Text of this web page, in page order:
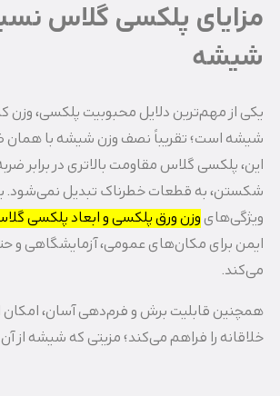
مزایای پلکسی گلاس
شیشه
یکی از مهم‌ترین دلایل محبوبیت پلکسی، وزن
شیشه است؛ تقریباً نصف وزن شیشه با همان
این، پلکسی گلاس مقاومت بالاتری در برابر
شکستن، به قطعات خطرناک تبدیل نمی‌شود.
ویژگی‌های وزن ورق پلکسی و ابعاد پلکسی
ایمن برای مکان‌های عمومی، آزمایشگاهی و
می‌کند.
همچنین قابلیت برش و فرم‌دهی آسان،
خلاقانه را فراهم می‌کند؛ مزیتی که شیشه از